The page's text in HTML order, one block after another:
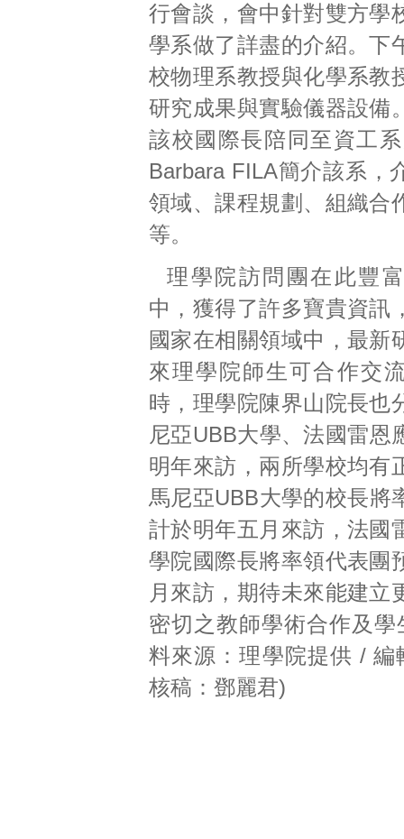
行會談，會中針對雙方學
學系做了詳盡的介紹。下
校物理系教授與化學系教
研究成果與實驗儀器設備
該校國際長陪同至資工
Barbara FILA簡介該系，
領域、課程規劃、組織合
等。
理學院訪問團在此豐
中，獲得了許多寶貴資訊
國家在相關領域中，最新
來理學院師生可合作交
時，理學院陳界山院長也
尼亞UBB大學、法國雷恩
明年來訪，兩所學校均有
馬尼亞UBB大學的校長將
計於明年五月來訪，法國
學院國際長將率領代表團
月來訪，期待未來能建立
密切之教師學術合作及
料來源：理學院提供 / 編
核稿：鄧麗君)